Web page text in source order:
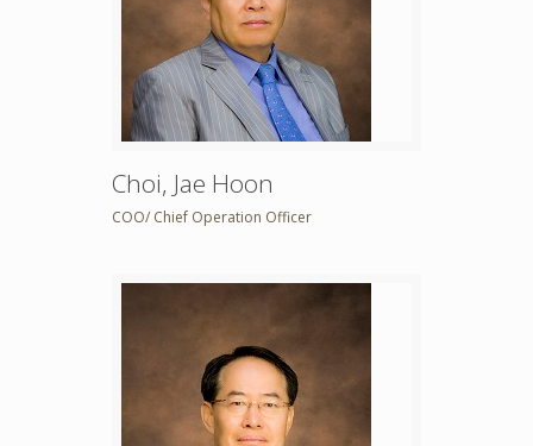
Choi, Jae Hoon
COO/ Chief Operation Officer